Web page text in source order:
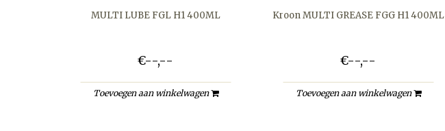
MULTI LUBE FGL H1 400ML
€--,--
Toevoegen aan winkelwagen
Kroon MULTI GREASE FGG H1 400ML
€--,--
Toevoegen aan winkelwagen